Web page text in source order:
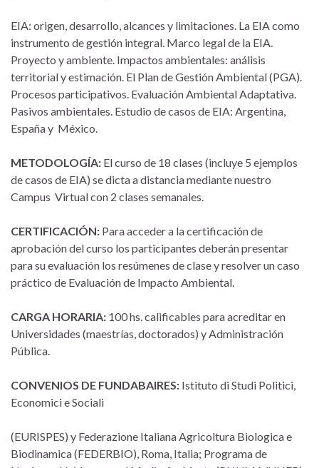
EIA: origen, desarrollo, alcances y limitaciones. La EIA como
instrumento de gestión integral. Marco legal de la EIA.
Proyecto y ambiente. Impactos ambientales: análisis
territorial y estimación. El Plan de Gestión Ambiental (PGA).
Procesos participativos. Evaluación Ambiental Adaptativa.
Pasivos ambientales. Estudio de casos de EIA: Argentina,
España y México.
METODOLOGÍA: El curso de 18 clases (incluye 5 ejemplos
de casos de EIA) se dicta a distancia mediante nuestro
Campus Virtual con 2 clases semanales.
CERTIFICACIÓN: Para acceder a la certificación de
aprobación del curso los participantes deberán presentar
para su evaluación los resúmenes de clase y resolver un caso
práctico de Evaluación de Impacto Ambiental.
CARGA HORARIA: 100 hs. calificables para acreditar en
Universidades (maestrías, doctorados) y Administración
Pública.
CONVENIOS DE FUNDABAIRES: Istituto di Studi Politici,
Economici e Sociali
(EURISPES) y Federazione Italiana Agricoltura Biologica e
Biodinamica (FEDERBIO), Roma, Italia; Programa de